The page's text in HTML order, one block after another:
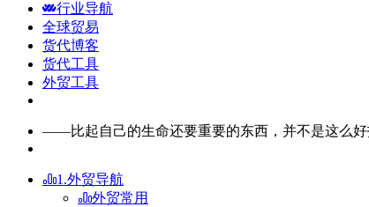
行业导航
全球贸易
货代博客
货代工具
外贸工具
——比起自己的生命还要重要的东西，并不是这么好
1.外贸导航
外贸常用